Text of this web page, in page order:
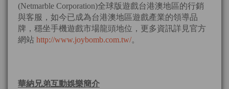
(Netmarble Corporation)全球版遊戲台港澳地區的行銷
與客服，如今已成為台港澳地區遊戲產業的領導品
牌，穩坐手機遊戲市場龍頭地位，更多資訊詳見官方
網站 http://www.joybomb.com.tw/。
華納兄弟互動娛樂簡介